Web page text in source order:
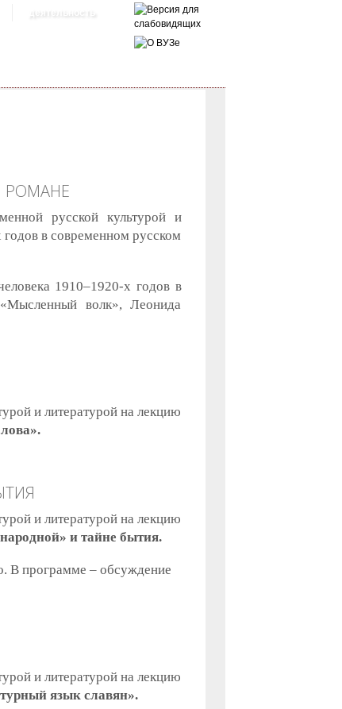
деятельность
РОМАНЕ
русской культурой и
в современном русском
1910–1920-х годов в
волк», Леонида
и литературой на лекцию
и литературой на лекцию
и тайне бытия.
В программе – обсуждение
и литературой на лекцию
язык славян».